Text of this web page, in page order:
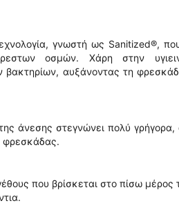
γνωστή ως Sanitized®,
οσμών. Χάρη στην
βακτηρίων, αυξάνοντας τη
άνεσης στεγνώνει πολύ
φρεσκάδας.
που βρίσκεται στο πίσω μέρος